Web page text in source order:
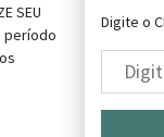
SEU
período
Digite o